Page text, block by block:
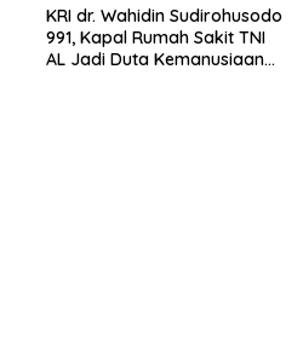
KRI dr. Wahidin Sudirohusodo
991, Kapal Rumah Sakit TNI
AL Jadi Duta Kemanusiaan